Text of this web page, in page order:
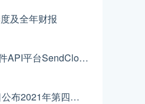
及全年财报
极光收购国内领先的邮件API平台SendCloud
极光将于2022年3月3日公布2021年第四季度及全年财报